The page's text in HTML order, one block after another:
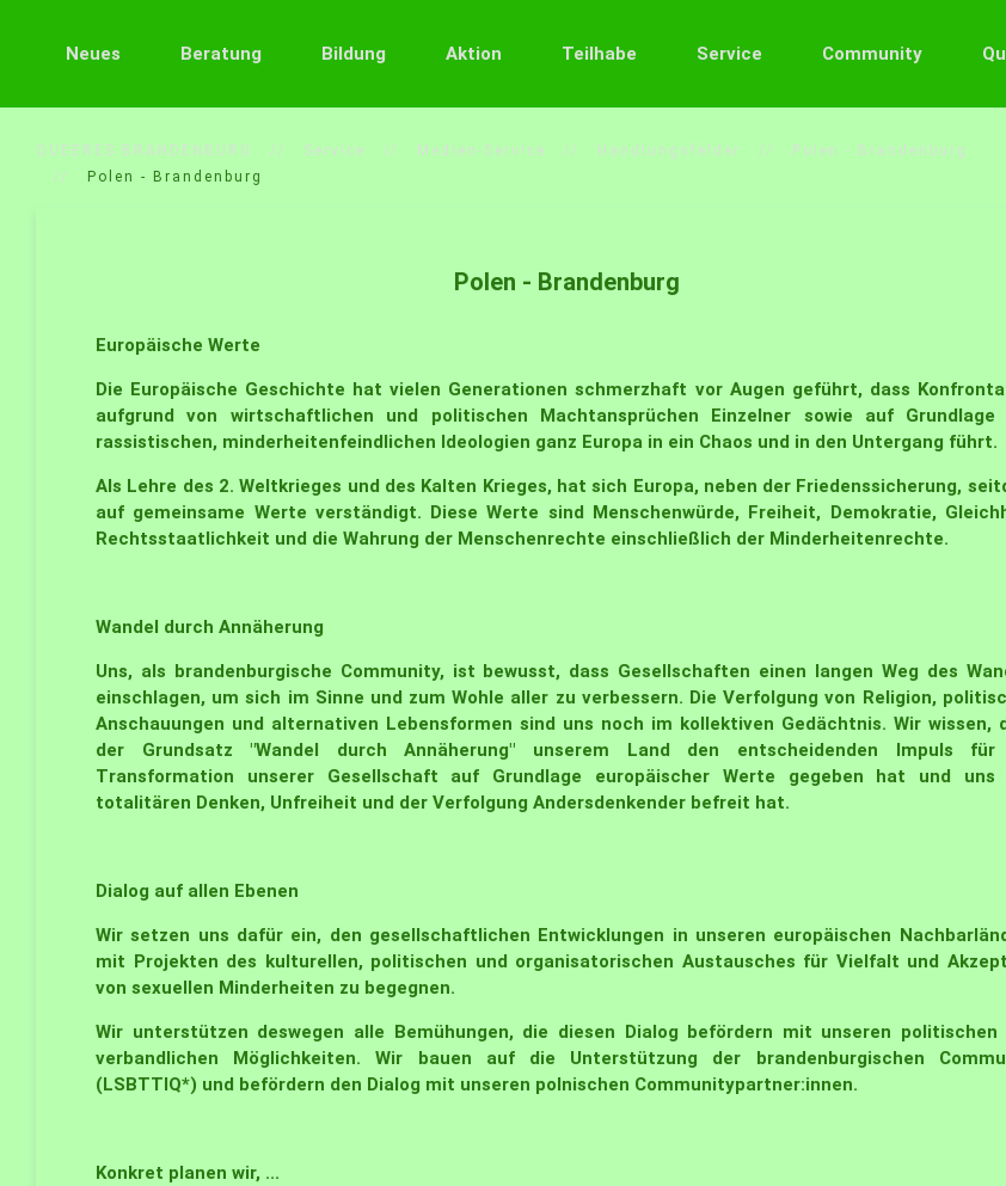
Neues Beratung Bildung Aktion Teilhabe Service Community
QUEERES BRANDENBURG Service Medien-Service Handlungsfelder
Polen - Brandenburg
Polen - Brandenburg
Polen - Brandenburg
Europäische Werte
Die Europäische Geschichte hat vielen Generationen schmerzhaft vor Augen geführt, dass
aufgrund von wirtschaftlichen und politischen Machtansprüchen Einzelner sowie auf Grundlage
rassistischen, minderheitenfeindlichen Ideologien ganz Europa in ein Chaos und in den Untergang führt.
Als Lehre des 2. Weltkrieges und des Kalten Krieges, hat sich Europa, neben der Friedenssicherung,
auf gemeinsame Werte verständigt. Diese Werte sind Menschenwürde, Freiheit, Demokratie,
Rechtsstaatlichkeit und die Wahrung der Menschenrechte einschließlich der Minderheitenrechte.
Wandel durch Annäherung
Uns, als brandenburgische Community, ist bewusst, dass Gesellschaften einen langen Weg des
einschlagen, um sich im Sinne und zum Wohle aller zu verbessern. Die Verfolgung von Religion,
Anschauungen und alternativen Lebensformen sind uns noch im kollektiven Gedächtnis. Wir wissen,
der Grundsatz "Wandel durch Annäherung" unserem Land den entscheidenden Impuls für
Transformation unserer Gesellschaft auf Grundlage europäischer Werte gegeben hat und uns
totalitären Denken, Unfreiheit und der Verfolgung Andersdenkender befreit hat.
Dialog auf allen Ebenen
Wir setzen uns dafür ein, den gesellschaftlichen Entwicklungen in unseren europäischen
mit Projekten des kulturellen, politischen und organisatorischen Austausches für Vielfalt und
von sexuellen Minderheiten zu begegnen.
Wir unterstützen deswegen alle Bemühungen, die diesen Dialog befördern mit unseren politischen
verbandlichen Möglichkeiten. Wir bauen auf die Unterstützung der brandenburgischen
(LSBTTIQ*) und befördern den Dialog mit unseren polnischen Communitypartner:innen.
Konkret planen wir, ...